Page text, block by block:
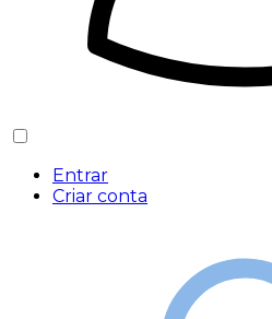
Entrar
Criar conta